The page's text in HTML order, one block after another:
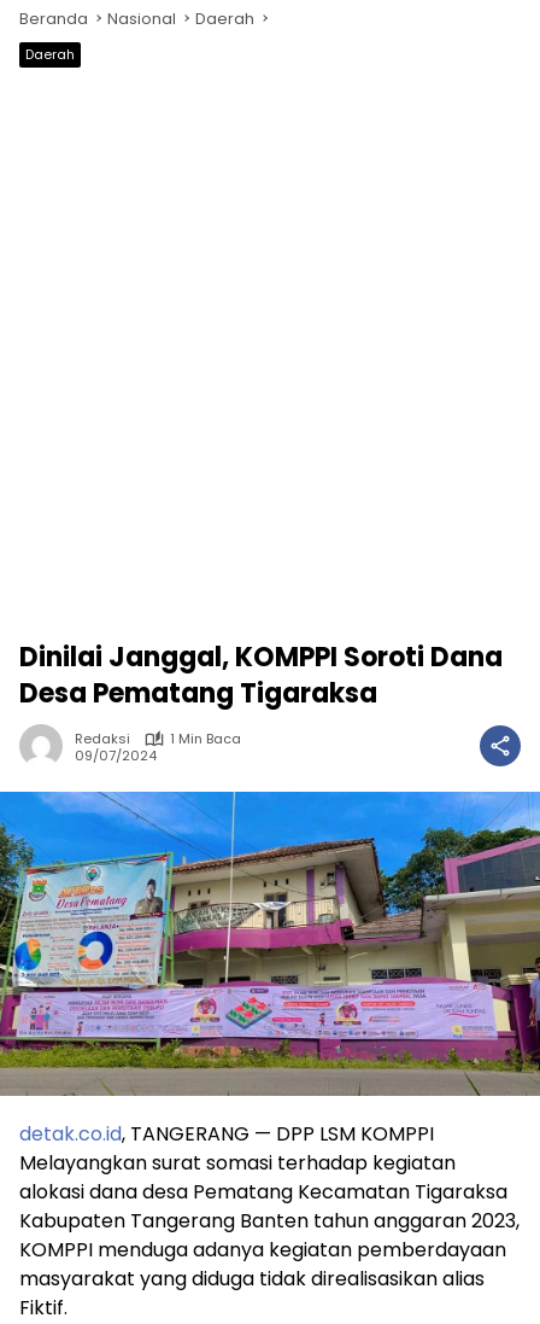
Beranda Nasional Daerah
Daerah
Dinilai Janggal, KOMPPI Soroti Dana
Desa Pematang Tigaraksa
Redaksi
1 Min Baca
09/07/2024
detak.co.id, TANGERANG — DPP LSM KOMPPI
Melayangkan surat somasi terhadap kegiatan
alokasi dana desa Pematang Kecamatan Tigaraksa
Kabupaten Tangerang Banten tahun anggaran 2023,
KOMPPI menduga adanya kegiatan pemberdayaan
masyarakat yang diduga tidak direalisasikan alias
Fiktif.